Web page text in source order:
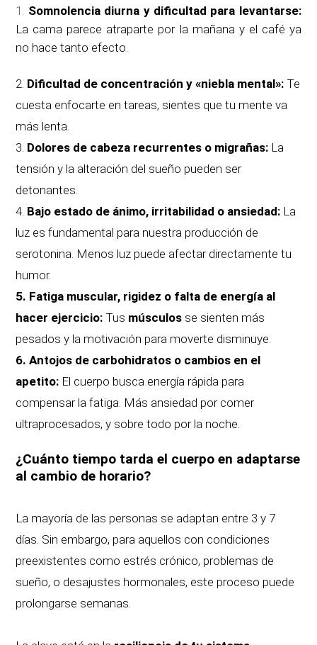
Somnolencia diurna y dificultad para levantarse:
La cama parece atraparte por la mañana y el café ya
no hace tanto efecto.
2. Dificultad de concentración y «niebla mental»: Te
cuesta enfocarte en tareas, sientes que tu mente va
más lenta.
3. Dolores de cabeza recurrentes o migrañas: La
tensión y la alteración del sueño pueden ser
detonantes.
4. Bajo estado de ánimo, irritabilidad o ansiedad: La
luz es fundamental para nuestra producción de
serotonina. Menos luz puede afectar directamente tu
humor.
5. Fatiga muscular, rigidez o falta de energía al
hacer ejercicio: Tus músculos se sienten más
pesados y la motivación para moverte disminuye.
6.Antojos de carbohidratos o cambios en el
apetito: El cuerpo busca energía rápida para
compensar la fatiga. Más ansiedad por comer
ultraprocesados, y sobre todo por la noche.
¿Cuánto tiempo tarda el cuerpo en adaptarse
al cambio de horario?
La mayoría de las personas se adaptan entre 3 y 7
días. Sin embargo, para aquellos con condiciones
preexistentes como estrés crónico, problemas de
sueño, o desajustes hormonales, este proceso puede
prolongarse semanas.